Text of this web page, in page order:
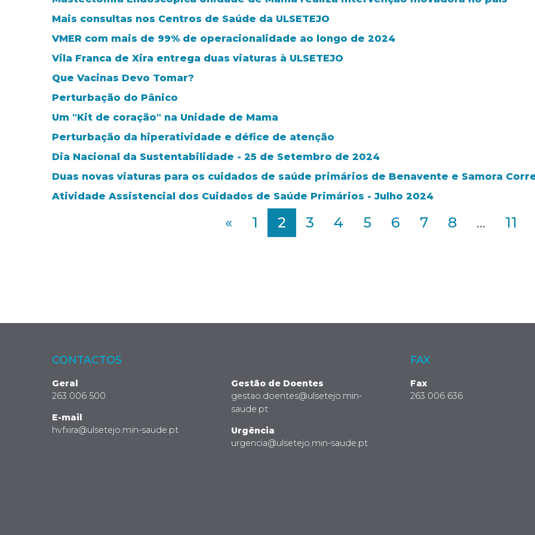
Mais consultas nos Centros de Saúde da ULSETEJO
VMER com mais de 99% de operacionalidade ao longo de 2024
Vila Franca de Xira entrega duas viaturas à ULSETEJO
Que Vacinas Devo Tomar?
Perturbação do Pânico
Um "Kit de coração" na Unidade de Mama
Perturbação da hiperatividade e défice de atenção
Dia Nacional da Sustentabilidade - 25 de Setembro de 2024
Duas novas viaturas para os cuidados de saúde primários de Benavente e Samora
Atividade Assistencial dos Cuidados de Saúde Primários - Julho 2024
« 1 2 3 4 5 6 7 8 ... 11
CONTACTOS
Geral
263 006 500
E-mail
hvfxira@ulsetejo.min-saude.pt
Gestão de Doentes
gestao.doentes@ulsetejo.min-
saude.pt
Urgência
urgencia@ulsetejo.min-saude.pt
FAX
Fax
263 006 636